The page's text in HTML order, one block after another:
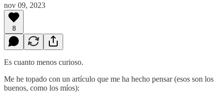
nov 09, 2023
8
Es cuanto menos curioso.
Me he topado con un artículo que me ha hecho pensar (esos son los
buenos, como los míos):